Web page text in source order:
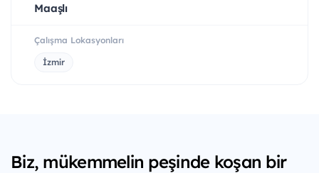
Maaşlı
Çalışma Lokasyonları
İzmir
Biz, mükemmelin peşinde koşan bir